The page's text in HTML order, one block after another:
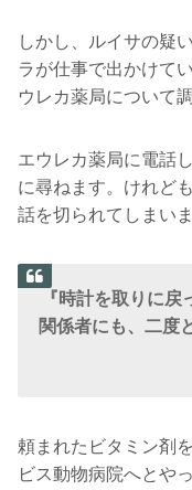
しかし、ルイサの疑
ラが仕事で出かけて
ウレカ薬局について
エウレカ薬局に電話
に尋ねます。けれど
話を切られてしまいま
『時計を取りに
関係者にも、二度
頼まれたビタミン剤
ビス動物病院へとや